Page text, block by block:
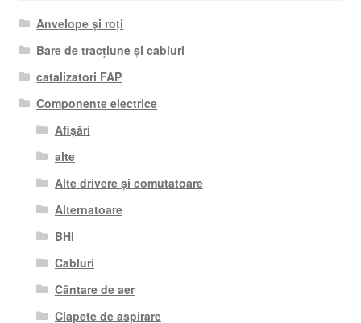
Anvelope și roți
Bare de tracțiune și cabluri
catalizatori FAP
Componente electrice
Afișări
alte
Alte drivere și comutatoare
Alternatoare
BHI
Cabluri
Cântare de aer
Clapete de aspirare